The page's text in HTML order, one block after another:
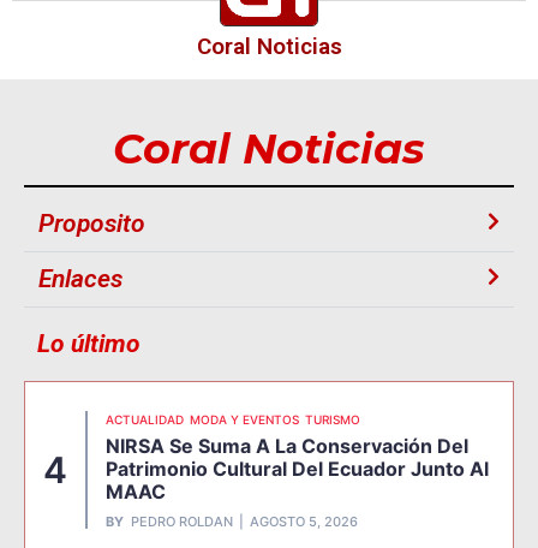
Coral Noticias
Coral Noticias
Proposito
Enlaces
Lo último
4
ACTUALIDAD MODA Y EVENTOS TURISMO
NIRSA Se Suma A La Conservación Del
Patrimonio Cultural Del Ecuador Junto Al
MAAC
BY PEDRO ROLDAN AGOSTO 5, 2026